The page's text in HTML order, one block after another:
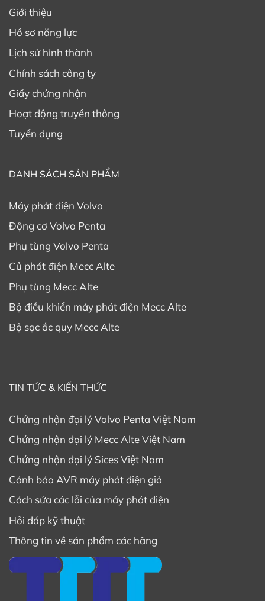
Giới thiệu
Hồ sơ năng lực
Lịch sử hình thành
Chính sách công ty
Giấy chứng nhận
Hoạt động truyền thông
Tuyển dụng
DANH SÁCH SẢN PHẨM
Máy phát điện Volvo
Động cơ Volvo Penta
Phụ tùng Volvo Penta
Củ phát điện Mecc Alte
Phụ tùng Mecc Alte
Bộ điều khiển máy phát điện Mecc Alte
Bộ sạc ắc quy Mecc Alte
TIN TỨC & KIẾN THỨC
Chứng nhận đại lý Volvo Penta Việt Nam
Chứng nhận đại lý Mecc Alte Việt Nam
Chứng nhận đại lý Sices Việt Nam
Cảnh báo AVR máy phát điện giả
Cách sửa các lỗi của máy phát điện
Hỏi đáp kỹ thuật
Thông tin về sản phẩm các hãng